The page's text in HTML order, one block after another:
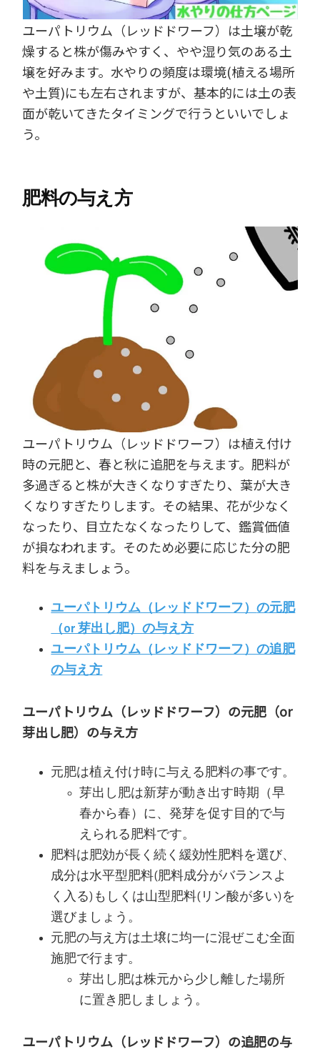
ユーパトリウム（レッドドワーフ）は土壌が乾
燥すると株が傷みやすく、やや湿り気のある土
壌を好みます。水やりの頻度は環境(植える場所
や土質)にも左右されますが、基本的には土の表
面が乾いてきたタイミングで行うといいでしょ
う。
肥料の与え方
ユーパトリウム（レッドドワーフ）は植え付け
時の元肥と、春と秋に追肥を与えます。肥料が
多過ぎると株が大きくなりすぎたり、葉が大き
くなりすぎたりします。その結果、花が少なく
なったり、目立たなくなったりして、鑑賞価値
が損なわれます。そのため必要に応じた分の肥
料を与えましょう。
ユーパトリウム（レッドドワーフ）の元肥
（or 芽出し肥）の与え方
ユーパトリウム（レッドドワーフ）の追肥
の与え方
ユーパトリウム（レッドドワーフ）の元肥（or
芽出し肥）の与え方
元肥は植え付け時に与える肥料の事です。
芽出し肥は新芽が動き出す時期（早
春から春）に、発芽を促す目的で与
えられる肥料です。
肥料は肥効が長く続く緩効性肥料を選び、
成分は水平型肥料(肥料成分がバランスよ
く入る)もしくは山型肥料(リン酸が多い)を
選びましょう。
元肥の与え方は土壌に均一に混ぜこむ全面
施肥で行ます。
芽出し肥は株元から少し離した場所
に置き肥しましょう。
ユーパトリウム（レッドドワーフ）の追肥の与